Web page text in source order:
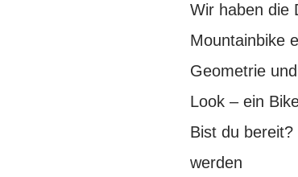
Wir haben die
Mountainbike
Geometrie
Look – ein
Bist du
werden